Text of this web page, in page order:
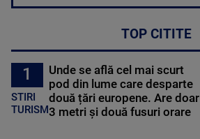
TOP CITITE
1
STIRI
TURISM
Unde se află cel mai scurt
pod din lume care desparte
două țări europene. Are doar
3 metri și două fusuri orare